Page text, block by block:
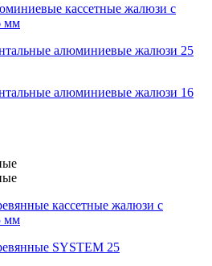
кассетные жалюзи с
мм
алюминиевые жалюзи 25
алюминиевые жалюзи 16
кассетные жалюзи с
мм
SYSTEM 25